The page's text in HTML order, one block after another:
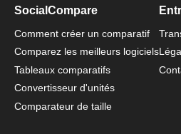
SocialCompare
Comment créer un comparatif
Comparez les meilleurs logiciels
Tableaux comparatifs
Convertisseur d'unités
Comparateur de taille